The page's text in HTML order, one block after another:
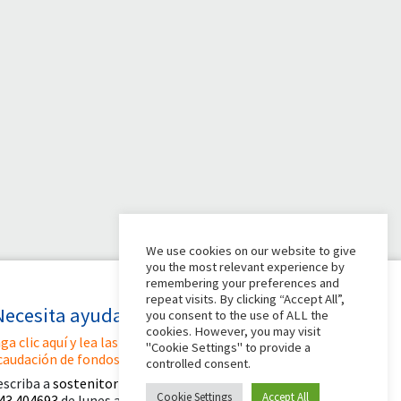
ayuda?
clic aquí y lea las instrucciones para crear su
de fondos
asostenitori@apg23.orgo llame al
We use cookies on our website to give
you the most relevant experience by
remembering your preferences and
repeat visits. By clicking “Accept All”,
you consent to the use of ALL the
cookies. However, you may visit
"Cookie Settings" to provide a
controlled consent.
Cookie Settings Accept All